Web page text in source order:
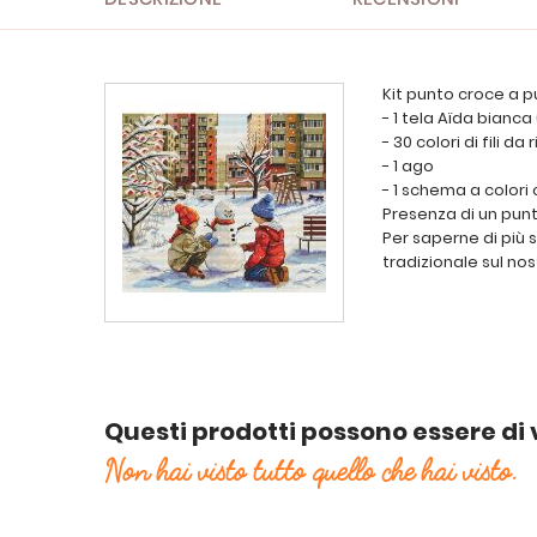
Kit punto croce a
- 1 tela Aïda bianca
- 30 colori di fili da
- 1 ago
- 1 schema a colori
Presenza di un
Per saperne di più
tradizionale sul
Questi prodotti possono essere
Non hai visto tutto quello che hai visto.